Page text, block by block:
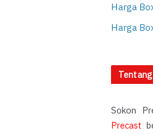
Harga
Harga
Sokon
Precast